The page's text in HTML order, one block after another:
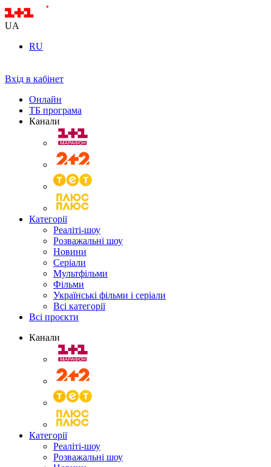
UA
RU
Вхід в кабінет
Онлайн
ТБ програма
Канали
Категорії
Реаліті-шоу
Розважальні шоу
Новини
Серіали
Мультфільми
Фільми
Українські фільми і серіали
Всі категорії
Всі проєкти
Канали
Категорії
Реаліті-шоу
Розважальні шоу